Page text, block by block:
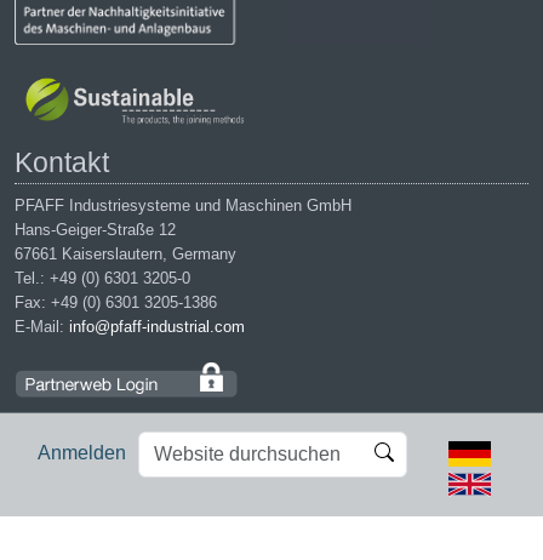
Anmelden
Website
durchsuchen
Erweiterte
Suche…
Kontakt
PFAFF Industriesysteme und Maschinen GmbH
Hans-Geiger-Straße 12
67661 Kaiserslautern, Germany
Tel.: +49 (0) 6301 3205-0
Fax: +49 (0) 6301 3205-1386
E-Mail: info@pfaff-industrial.com